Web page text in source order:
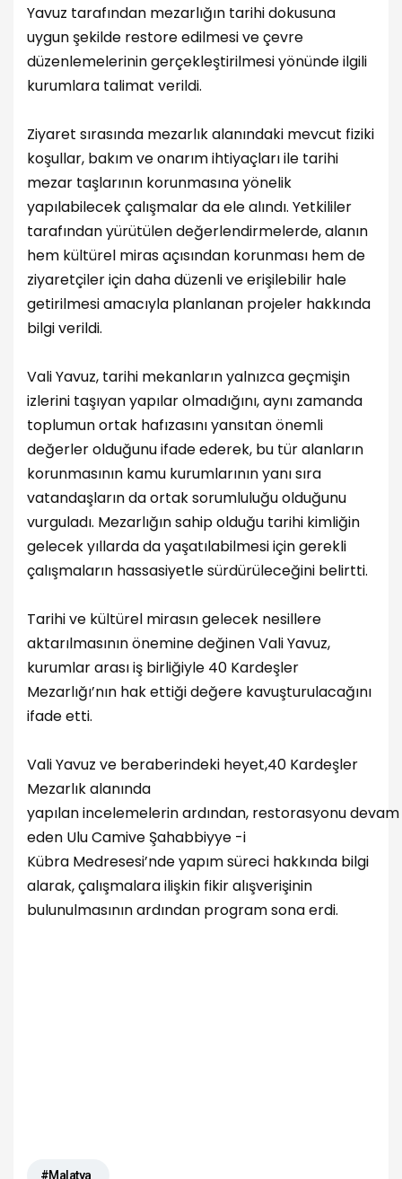
Yavuz tarafından mezarlığın tarihi dokusuna
uygun şekilde restore edilmesi ve çevre
düzenlemelerinin gerçekleştirilmesi yönünde ilgili
kurumlara talimat verildi.
Ziyaret sırasında mezarlık alanındaki mevcut fiziki
koşullar, bakım ve onarım ihtiyaçları ile tarihi
mezar taşlarının korunmasına yönelik
yapılabilecek çalışmalar da ele alındı. Yetkililer
tarafından yürütülen değerlendirmelerde, alanın
hem kültürel miras açısından korunması hem de
ziyaretçiler için daha düzenli ve erişilebilir hale
getirilmesi amacıyla planlanan projeler hakkında
bilgi verildi.
Vali Yavuz, tarihi mekanların yalnızca geçmişin
izlerini taşıyan yapılar olmadığını, aynı zamanda
toplumun ortak hafızasını yansıtan önemli
değerler olduğunu ifade ederek, bu tür alanların
korunmasının kamu kurumlarının yanı sıra
vatandaşların da ortak sorumluluğu olduğunu
vurguladı. Mezarlığın sahip olduğu tarihi kimliğin
gelecek yıllarda da yaşatılabilmesi için gerekli
çalışmaların hassasiyetle sürdürüleceğini belirtti.
Tarihi ve kültürel mirasın gelecek nesillere
aktarılmasının önemine değinen Vali Yavuz,
kurumlar arası iş birliğiyle 40 Kardeşler
Mezarlığı’nın hak ettiği değere kavuşturulacağını
ifade etti.
Vali Yavuz ve beraberindeki heyet,40 Kardeşler
Mezarlık alanında
yapılan incelemelerin ardından, restorasyonu devam
eden Ulu Camive Şahabbiyye -i
Kübra Medresesi’nde yapım süreci hakkında bilgi
alarak, çalışmalara ilişkin fikir alışverişinin
bulunulmasının ardından program sona erdi.
#Malatya